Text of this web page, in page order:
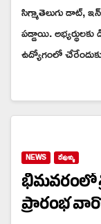
సిగ్మాతెలుగు డాట్,
పడ్డాయి.
ఉద్యోగంలో
NEWS దేవుళ్ళు
భీమవరంలో
ప్రారంభ